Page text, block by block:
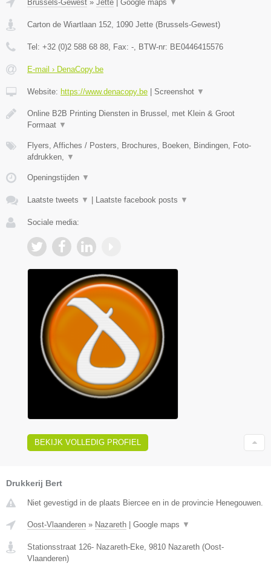
Brussels-Gewest » Jette | Google maps ▼
Carton de Wiartlaan 152 1090 Jette (Brussels-Gewest)
Tel: +32 (0)2 588 68 88 , Fax: - , BTW-nr: BE0446415576
E-mail › DenaCopy.be
Website: https://www.denacopy.be | Screenshot ▼
Online B2B Printing Diensten in Brussel, met Klein & Groot
Formaat ▼
Flyers, Affiches / Posters, Brochures, Boeken, Bindingen, Foto-
afdrukken,
▼
Openingstijden ▼
Laatste tweets ▼ | Laatste facebook posts ▼
Sociale media:
BEKIJK VOLLEDIG PROFIEL
Drukkerij Bert
Niet gevestigd in de plaats Biercee en in de provincie Henegouwen.
Oost-Vlaanderen » Nazareth | Google maps ▼
Stationsstraat 126- Nazareth-Eke 9810 Nazareth (Oost-
Vlaanderen)